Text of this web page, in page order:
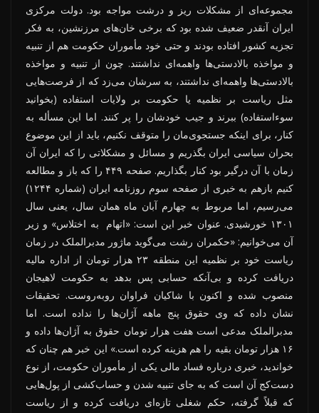
مجموعه‌ای از مشکلات ریز و درشت مواجه بود. دولت مرکزی
ایران آنقدر ضعیف شده بود که برخی خان‌های مرزنشین، به فکر
تجزیه کشور افتاده بودند و حتی خود مأموران حکومت هم از تنبیه
و مواخذه بالادستی‌ها واهمه‌ای نداشتند. چون از تنبیه و مواخذه
بالادستی‌ها واهمه‌ای نداشتند، به سرشان می‌زد که از فرصت‌هایی
مثل ریاست بر نظمیه یا حکومت بر ولایات استفاده (بخوانید
سوءاستفاده) ببرند و جیب خودشان را پر کنند. اما این مسأله به
کنار، برای اینکه جستجوی‌مان را متوقف نکنیم، باید از این موضوع
بحران سیاسی ایران بگذریم و مسائل و مشکلاتی را که ایران آن
زمان با آن درگیر بود کنار بگذاریم. صفحه ۴۴۹ را که باز و مطالعه
‌کنیم بازهم به خبری از صفحه سوم روزنامه ایران (شماره ۱۲۴۴)
می‌رسیم، اما مربوط به چهارم آبان ماه همان سال، یعنی سال
۱۳۰۱ خورشیدی. عنوان خبر این است: «اتهام به اختلاس» و زیر
آن می‌خوانیم: «حکمران رشت می‌گوید ماژور مدبرالملک در زمان
ریاست خود بر نظمیه این منطقه ۲۳ هزار تومان از اداره مالیه
دریافت کرده و بی‌آنکه حسابی پس بدهد به حکومت لاهیجان
منصوب شده و اکنون با شاکیان فراوان روبه‌روست. تحقیقات
نشان داده که وی حقوق پنج ماهه آژان‌ها را نداده است. اما
مدبرالملک مدعی است هفت هزار تومان حقوق به آژان‌ها داده و
۱۶ هزار تومان بقیه را هم هزینه کرده است.» این خبر هم چنان که
خواندید، خبری درباره فساد مالی یکی از مأموران حکومت، از نوع
دست‌کج آن است که به جای تنبیه شدن و حساب‌کشی از پول‌هایی
که قبلاً گرفته، حکم شغلی تازه‌ای دریافت کرده و از ریاست